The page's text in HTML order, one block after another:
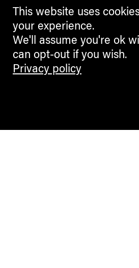
This website uses
your experience.
We'll assume you're ok
can opt-out if you wish.
Privacy policy